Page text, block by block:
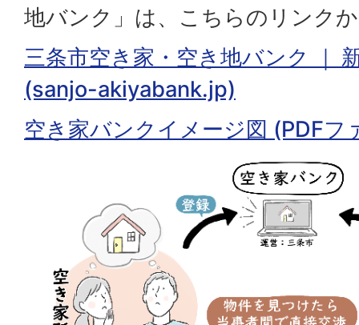
地バンク」は、こちらのリンク
三条市空き家・空き地バンク ｜
(sanjo-akiyabank.jp)
空き家バンクイメージ図 (PDFフ